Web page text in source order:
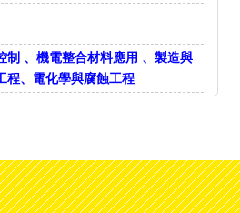
制 、機電整合材料應用 、製造與
程、​ ​電化學與腐蝕工程